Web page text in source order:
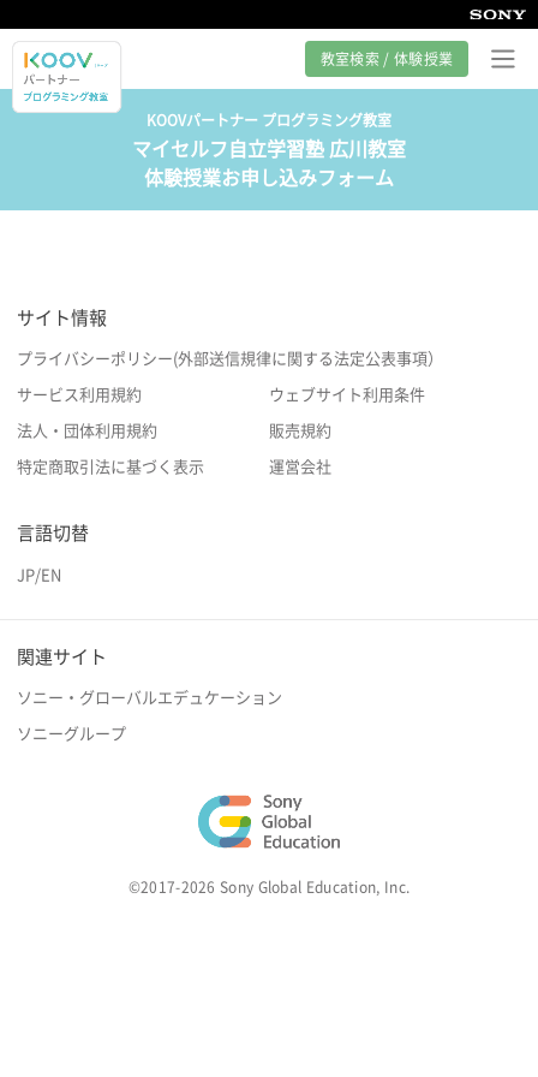
教室検索 / 体験授業
プログラミング教室とは
カリキュラム紹介
サポート
KOOVパートナー プログラミング教室
マイセルフ自立学習塾 広川教室
体験授業お申し込みフォーム
サイト情報
プライバシーポリシー(外部送信規律に関する法定公表事項）
サービス利用規約 ウェブサイト利用条件
法人・団体利用規約 販売規約
特定商取引法に基づく表示 運営会社
言語切替
JP/EN
関連サイト
ソニー・グローバルエデュケーション
ソニーグループ
©2017-2026 Sony Global Education, Inc.